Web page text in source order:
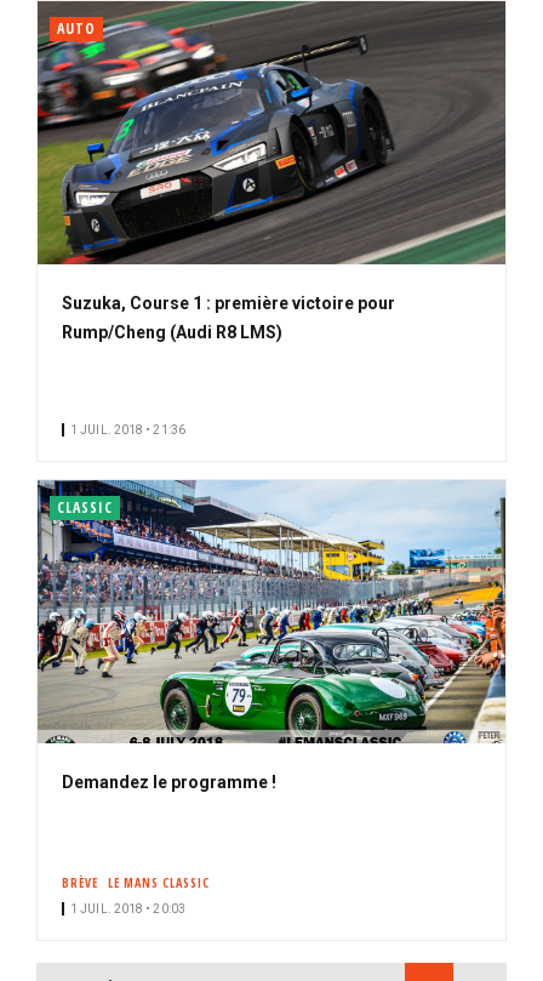
AUTO
Suzuka, Course 1 : première victoire pour
Rump/Cheng (Audi R8 LMS)
1 JUIL. 2018 • 21:36
CLASSIC
Demandez le programme !
BRÈVE LE MANS CLASSIC
1 JUIL. 2018 • 20:03